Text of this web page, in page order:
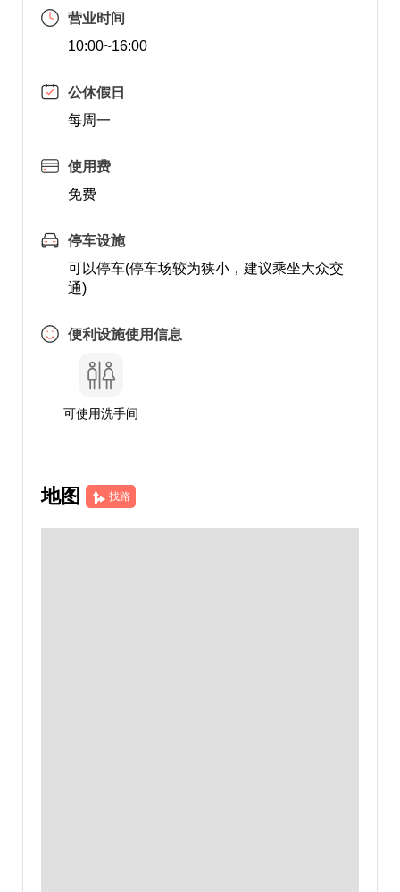
营业时间
10:00~16:00
公休假日
每周一
使用费
免费
停车设施
可以停车(停车场较为狭小，建议乘坐大众交
通)
便利设施使用信息
可使用洗手间
地图 找路